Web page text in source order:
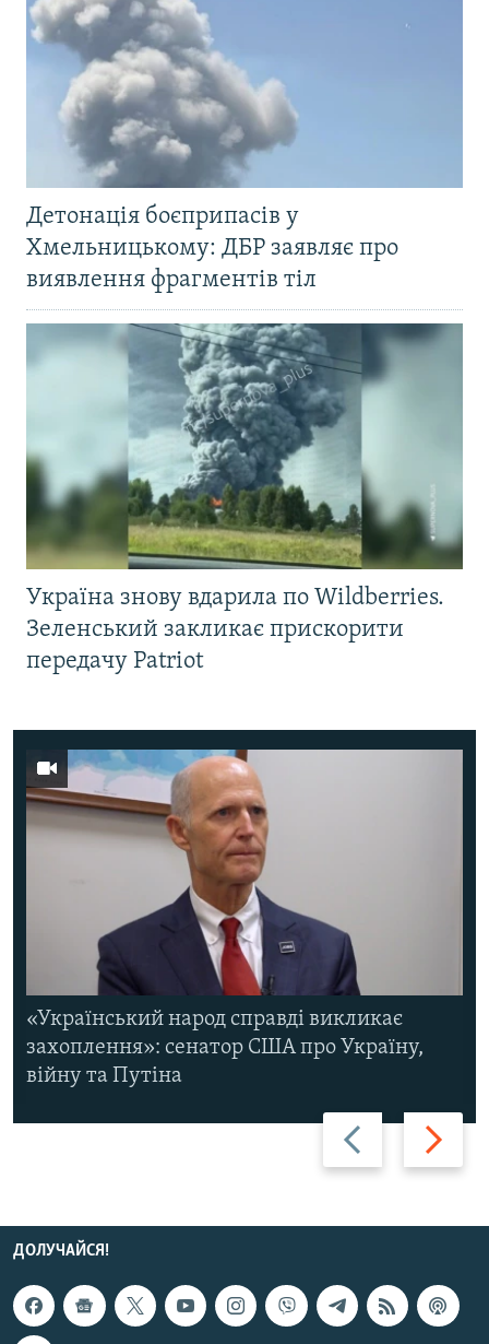
Детонація боєприпасів у
Хмельницькому: ДБР заявляє про
виявлення фрагментів тіл
Україна знову вдарила по Wildberries.
Зеленський закликає прискорити
передачу Patriot
Назад Вперед
«Український народ справді викликає
захоплення»: сенатор США про Україну,
війну та Путіна
ДОЛУЧАЙСЯ!